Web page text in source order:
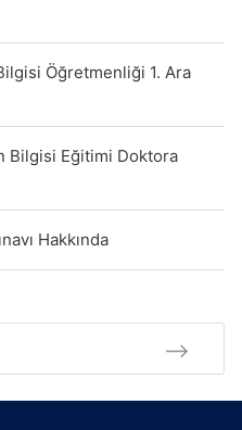
Öğretmenliği 1. Ara
Bilgisi Eğitimi Doktora
Hakkında